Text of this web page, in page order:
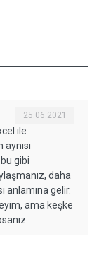
25.06.2021
ile
gibi
daha
anlamına gelir.
ama keşke